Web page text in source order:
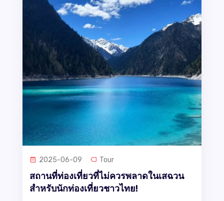
2025-06-09 Tour
สถานที่ท่องเที่ยวที่ไม่ควรพลาดในเสฉวน
สำหรับนักท่องเที่ยวชาวไทย!